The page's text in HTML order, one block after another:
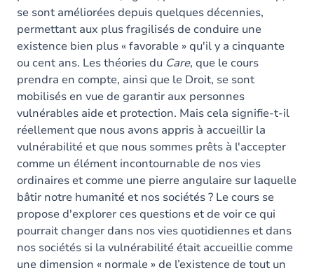
se sont améliorées depuis quelques décennies,
permettant aux plus fragilisés de conduire une
existence bien plus « favorable » qu'il y a cinquante
ou cent ans. Les théories du Care, que le cours
prendra en compte, ainsi que le Droit, se sont
mobilisés en vue de garantir aux personnes
vulnérables aide et protection. Mais cela signifie-t-il
réellement que nous avons appris à accueillir la
vulnérabilité et que nous sommes prêts à l'accepter
comme un élément incontournable de nos vies
ordinaires et comme une pierre angulaire sur laquelle
bâtir notre humanité et nos sociétés ? Le cours se
propose d'explorer ces questions et de voir ce qui
pourrait changer dans nos vies quotidiennes et dans
nos sociétés si la vulnérabilité était accueillie comme
une dimension « normale » de l’existence de tout un